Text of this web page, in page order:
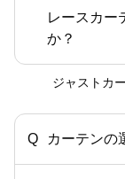
レースカー
か？
ジャストカ
カーテンの